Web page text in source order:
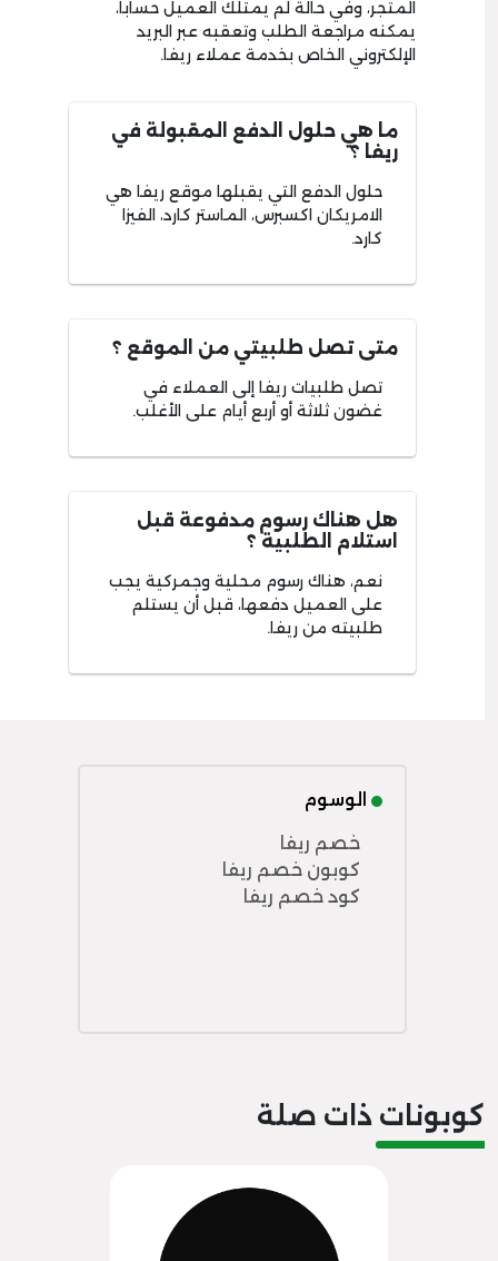
الإلكتروني الخاص بخدمة عملاء ريفا.
ريفا ؟
كارد.
متى تصل طلبيتي من الموقع ؟
غضون ثلاثة أو أربع أيام على الأغلب.
استلام الطلبية ؟
طلبيته من ريفا.
الوسوم
خصم ريفا
كوبون خصم ريفا
كود خصم ريفا
كوبونات ذات صلة